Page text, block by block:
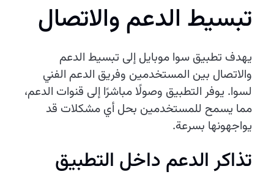
تبسيط الدعم والاتصال
يهدف تطبيق سوا موبايل إلى تبسيط الدعم
والاتصال بين المستخدمين وفريق الدعم الفني
لسوا. يوفر التطبيق وصولًا مباشرًا إلى قنوات الدعم،
مما يسمح للمستخدمين بحل أي مشكلات قد
يواجهونها بسرعة.
تذاكر الدعم داخل التطبيق